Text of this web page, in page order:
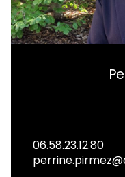
06.58.23.12.80